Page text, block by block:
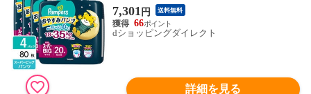
80枚(20枚×4パック) 4987176238481
7,301 円 送料無料
66
dショッピングダイレクト
詳細を見る